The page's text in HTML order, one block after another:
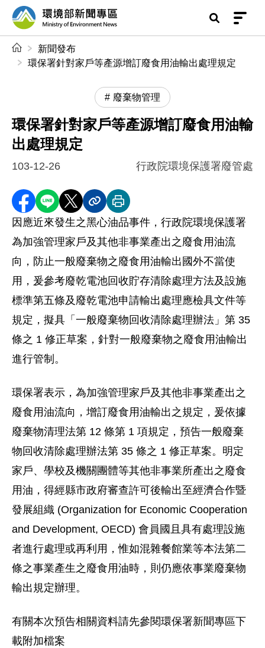
前往中央內容區塊
環境部新聞專區
新聞發布
環保署針對家戶等產源增訂廢食用油輸出處理規定
廢棄物管理
環保署針對家戶等產源增訂廢食用油輸
出處理規定
103-12-26 行政院環境保護署廢管處
分享至 Facebook
分享到 LINE
分享到 X分享內容連結
列印本頁
因應近來發生之黑心油品事件，行政院環境保護署
為加強管理家戶及其他非事業產出之廢食用油流
向，防止一般廢棄物之廢食用油輸出國外不當使
用，爰參考廢乾電池回收貯存清除處理方法及設施
標準第五條及廢乾電池申請輸出處理應檢具文件等
規定，擬具「一般廢棄物回收清除處理辦法」第 35
條之 1 修正草案，針對一般廢棄物之廢食用油輸出
進行管制。
環保署表示，為加強管理家戶及其他非事業產出之
廢食用油流向，增訂廢食用油輸出之規定，爰依據
廢棄物清理法第 12 條第 1 項規定，預告一般廢棄
物回收清除處理辦法第 35 條之 1 修正草案。明定
家戶、學校及機關團體等其他非事業所產出之廢食
用油，得經縣市政府審查許可後輸出至經濟合作暨
發展組織 (Organization for Economic Cooperation
and Development, OECD) 會員國且具有處理設施
者進行處理或再利用，惟如混雜餐館業等本法第二
條之事業產生之廢食用油時，則仍應依事業廢棄物
輸出規定辦理。
有關本次預告相關資料請先參閱環保署新聞專區下
載附加檔案